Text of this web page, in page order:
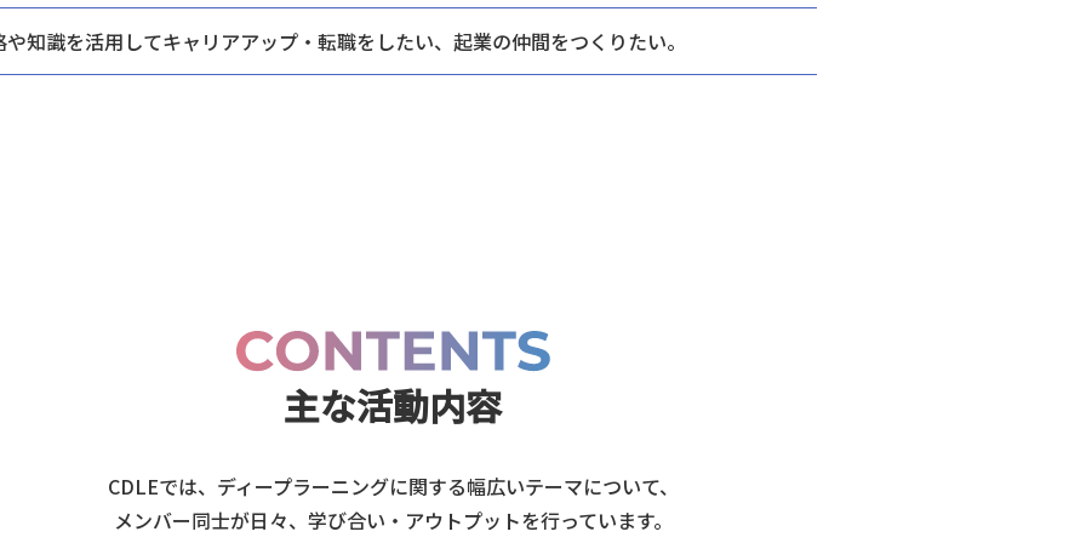
や知識を活用してキャリアアップ・ 転職をしたい、起業の仲間をつくりたい。
主な活動内容
CDLEでは、ディープラーニングに関する幅広いテーマについて、
メンバー同士が日々、 学び合い・アウトプットを行っています。